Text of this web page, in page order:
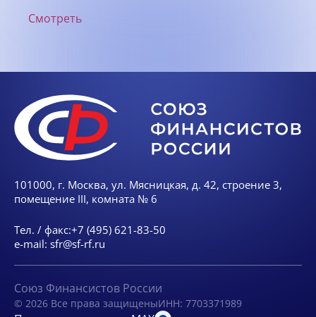
Смотреть
101000, г. Москва, ул. Мясницкая, д. 42, строение 3,
помещение III, комната № 6
Тел. / факс:+7 (495) 621-83-50
e-mail: sfr@sf-rf.ru
Союз Финансистов России
© 2026 Все права защищеныИНН: 7703371989